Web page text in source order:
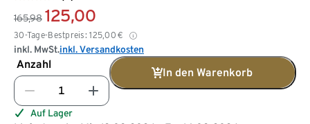
165,98 125,00
30-Tage-Bestpreis: 125,00 €
inkl. MwSt.inkl. Versandkosten
Anzahl
In den Warenkorb
Auf Lager